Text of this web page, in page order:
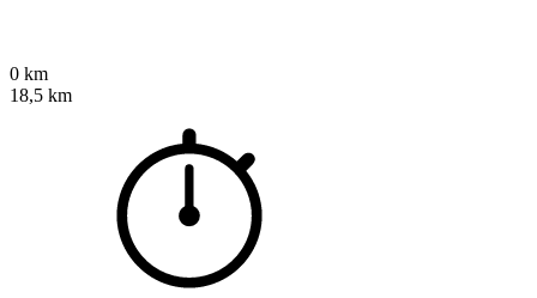
0 km
18,5 km